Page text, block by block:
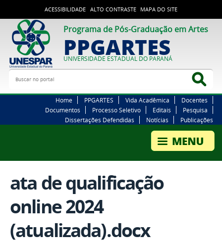
ACESSIBILIDADE ALTO CONTRASTE MAPA DO SITE
Programa de Pós-Graduação em Artes
PPGARTES
UNIVERSIDADE ESTADUAL DO PARANÁ
Buscar no portal
Home PPGARTES Vida Acadêmica
Docentes
Documentos
Processo Seletivo Editais
Pesquisa
Dissertações Defendidas
Notícias Publicações
ata de qualificação
online 2024
(atualizada).docx